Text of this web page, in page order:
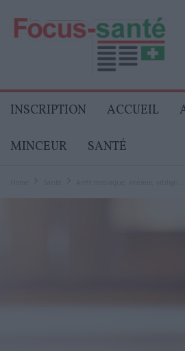
Senior
INSCRIPTION ACCUEIL
MINCEUR SANTÉ